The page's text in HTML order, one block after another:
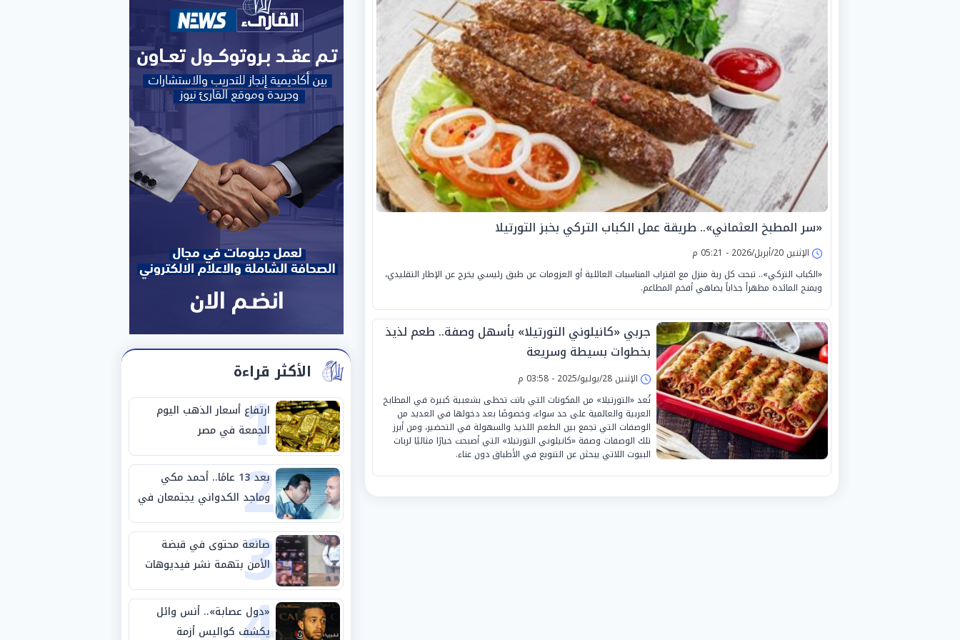
«سر المطبخ العثماني».. طريقة عمل الكباب التركي بخبز التورتيلا
الإثنين 20/أبريل/2026 - 05:21 م
«الكباب التركي».. تبحث كل ربة منزل مع اقتراب المناسبات العائلية أو العزومات عن طبق رئيسي يخرج عن الإطار التقليدي،
ويمنح المائدة مظهراً جذاباً يضاهي أفخم المطاعم.
جربي «كانيلوني التورتيلا» بأسهل وصفة.. طعم لذيذ
بخطوات بسيطة وسريعة
الإثنين 28/يوليو/2025 - 03:58 م
تُعد «التورتيلا» من المكونات التي باتت تحظى بشعبية كبيرة في المطابخ
العربية والعالمية على حد سواء، وخصوصًا بعد دخولها في العديد من
الوصفات التي تجمع بين الطعم اللذيذ والسهولة في التحضير، ومن أبرز
تلك الوصفات وصفة «كانيلوني التورتيلا» التي أصبحت خيارًا مثاليًا لربات
البيوت اللاتي يبحثن عن التنويع في الأطباق دون عناء.
الأكثر قراءة
1
ارتفاع أسعار الذهب اليوم
الجمعة في مصر
2 بعد 13 عامًا.. أحمد مكي
وماجد الكدواني يجتمعان في
«فرصة سعيدة»
3
صانعة محتوى في قبضة
الأمن بتهمة نشر فيديوهات
خادشة للحياء
«دول عصابة».. أنس وائل
يكشف كواليس أزمة